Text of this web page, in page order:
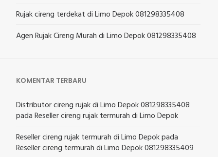
Rujak cireng terdekat di Limo Depok 081298335408
Agen Rujak Cireng Murah di Limo Depok 081298335408
KOMENTAR TERBARU
Distributor cireng rujak di Limo Depok 081298335408
padaReseller cireng rujak termurah di Limo Depok
Reseller cireng rujak termurah di Limo Depokpada
Reseller cireng termurah di Limo Depok 081298335409